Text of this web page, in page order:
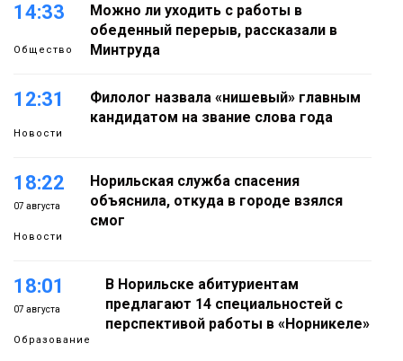
14:33
Общество
Можно ли уходить с работы в
обеденный перерыв, рассказали в
Минтруда
12:31
Новости
Филолог назвала «нишевый» главным
кандидатом на звание слова года
18:22
07 августа
Новости
Норильская служба спасения
объяснила, откуда в городе взялся
смог
18:01
07 августа
Образование
В Норильске абитуриентам
предлагают 14 специальностей с
перспективой работы в «Норникеле»